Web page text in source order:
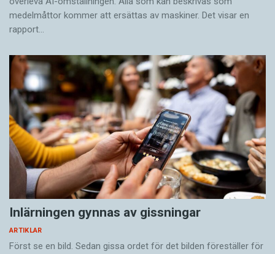
medelmåttor kommer att ersättas av maskiner. Det visar en
rapport…
Inlärningen gynnas av gissningar
ARTIKLAR
Först se en bild. Sedan gissa ordet för det bilden föreställer för